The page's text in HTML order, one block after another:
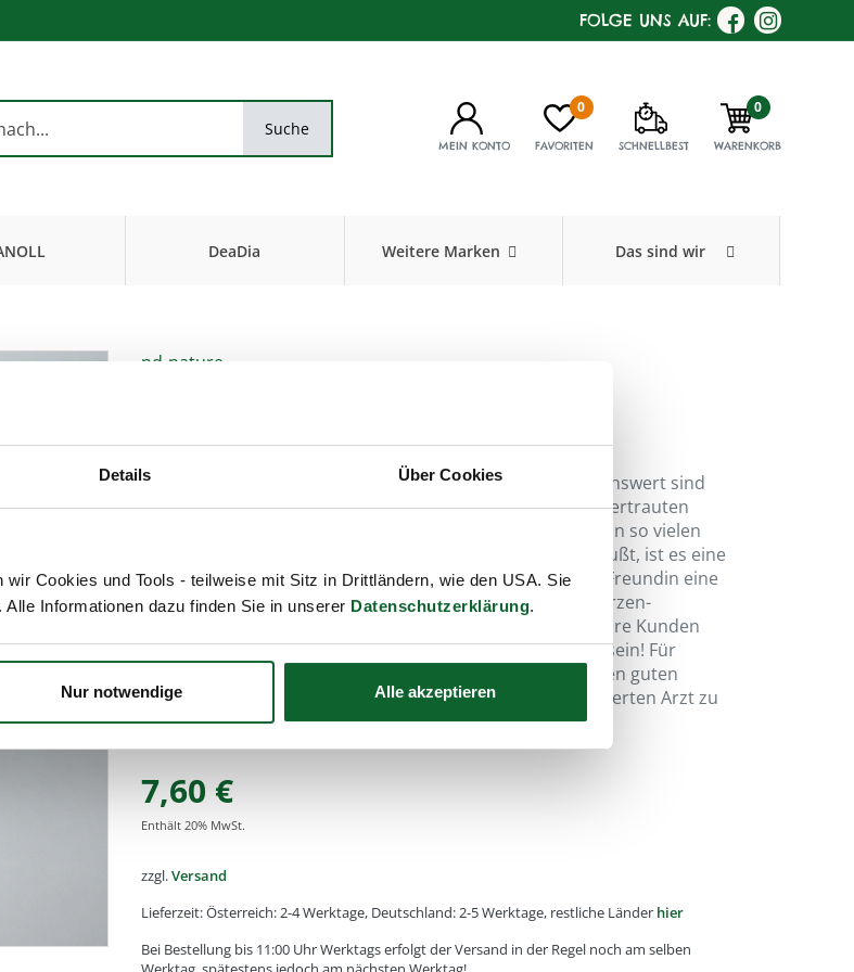
Details Über Cookies
Cookies und Tools - teilweise mit Sitz in Drittländern, wie den USA. Sie
Informationen dazu finden Sie in unserer Datenschutzerklärung.
Nur notwendige Alle akzeptieren
FOLGE UNS AUF:
Suche
MEIN KONTO
0
FAVORITEN SCHNELLBEST
0
WARENKORB
DeaDia
Weitere Marken Das sind wir
pd-nature
Artikel-Nr.:421102 ,EAN:4260338320126 ,Füllmenge:
Gönnen Sie sich eine wohltuende Auszeit - sehr empfehlenswert sind
Ohrkerzen zur Anwendung in der Familie oder mit einer vertrauten
Person. Gerade bei unserer stressigen Lebensführung, von so vielen
Informationsquellen und KommuniKrtionsmitteln beeinflußt, ist es eine
wunderschöne Erfahrung, sich mit Partner, Freund oder Freundin eine
kleine, wohltuende Auszeit zu gönnen. Beliebt sind Ohrkerzen-
Anwendungen auch im Wellness- und Kosmetikbereich, Ihre Kunden
werden Ihnen für die entspannenden Momente dankbar sein! Für
therapeutische Anwendungen empfehlen wir, sich an einen guten
Therapeuten, Heilpraktiker oder naturheilkundlich orientierten Arzt zu
wenden!
7,60 €
Enthält 20% MwSt.
zzgl.Versand
Lieferzeit: Österreich: 2-4 Werktage, Deutschland: 2-5 Werktage, restliche Länder hier
Bei Bestellung bis 11:00 Uhr Werktags erfolgt der Versand in der Regel noch am selben